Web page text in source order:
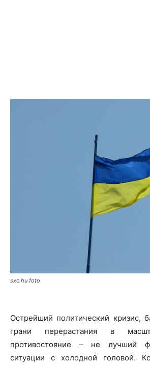
sxc.hu foto
Острейший политический кризис,
грани перерастания в
противостояние – не лучший
ситуации с холодной головой.